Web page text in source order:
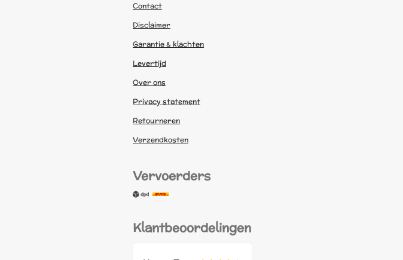
Contact
Disclaimer
Garantie & klachten
Levertijd
Over ons
Privacy statement
Retourneren
Verzendkosten
Vervoerders
Klantbeoordelingen